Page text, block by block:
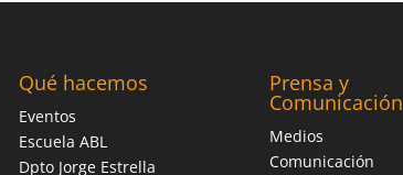
Qué hacemos
Eventos
Escuela ABL
Dpto Jorge Estrella
Prensa y
Comunicación
Medios
Comunicación